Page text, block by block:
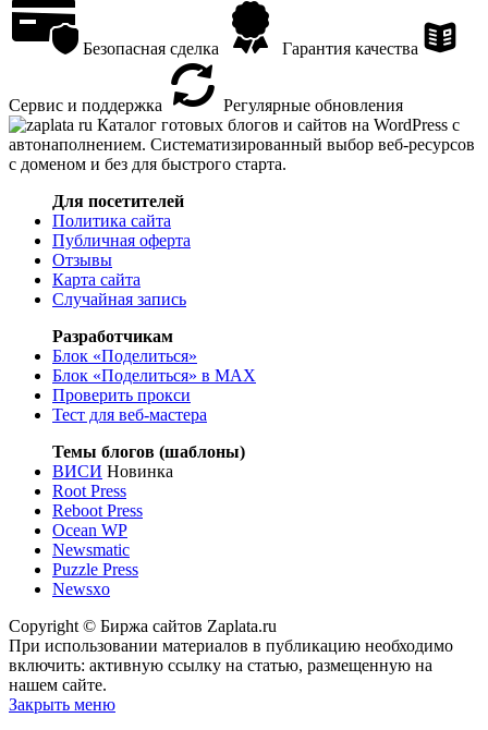
Безопасная сделка Гарантия качества
Сервис и поддержка
Регулярные обновления
Каталог готовых блогов и сайтов на WordPress с
автонаполнением. Систематизированный выбор веб-ресурсов
с доменом и без для быстрого старта.
Для посетителей
Политика сайта
Публичная оферта
Отзывы
Карта сайта
Случайная запись
Разработчикам
Блок «Поделиться»
Блок «Поделиться» в MAX
Проверить прокси
Тест для веб-мастера
Темы блогов (шаблоны)
ВИСИ Новинка
Root Press
Reboot Press
Ocean WP
Newsmatic
Puzzle Press
Newsxo
Copyright © Биржа сайтов Zaplata.ru
При использовании материалов в публикацию необходимо
включить: активную ссылку на статью, размещенную на
нашем сайте.
Закрыть меню